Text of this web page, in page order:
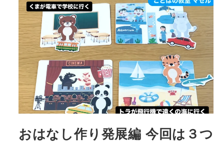
おはなし作り発展編 今回は３つ